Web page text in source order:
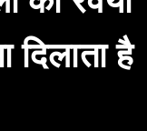
दिलाता है